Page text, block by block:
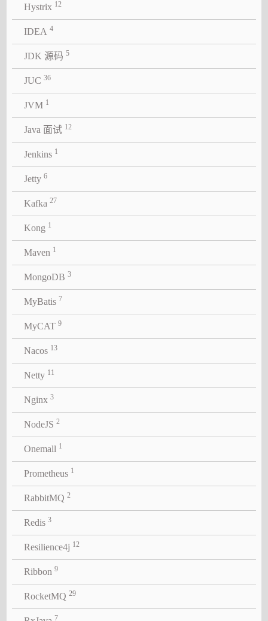
Hystrix 12
IDEA 4
JDK 源码 5
JUC 36
JVM 1
Java 面试 12
Jenkins 1
Jetty 6
Kafka 27
Kong 1
Maven 1
MongoDB 3
MyBatis 7
MyCAT 9
Nacos 13
Netty 11
Nginx 3
NodeJS 2
Onemall 1
Prometheus 1
RabbitMQ 2
Redis 3
Resilience4j 12
Ribbon 9
RocketMQ 29
7